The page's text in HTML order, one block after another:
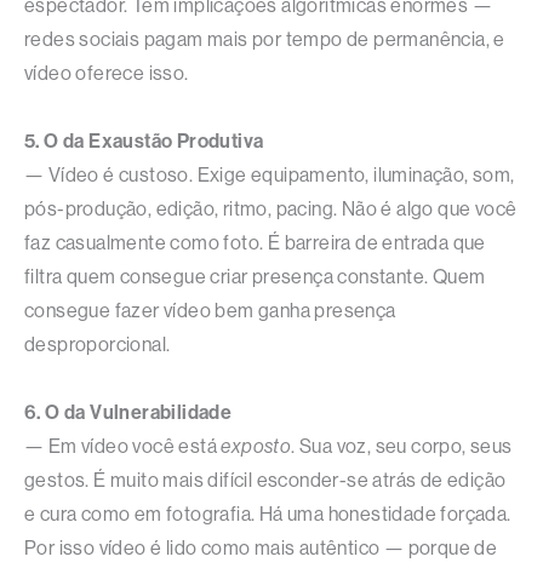
espectador. Tem implicações algorítmicas enormes —
redes sociais pagam mais por tempo de permanência, e
vídeo oferece isso.
5. O da Exaustão Produtiva
— Vídeo é custoso. Exige equipamento, iluminação, som,
pós-produção, edição, ritmo, pacing. Não é algo que você
faz casualmente como foto. É barreira de entrada que
filtra quem consegue criar presença constante. Quem
consegue fazer vídeo bem ganha presença
desproporcional.
6. O da Vulnerabilidade
— Em vídeo você estáexposto. Sua voz, seu corpo, seus
gestos. É muito mais difícil esconder-se atrás de edição
e cura como em fotografia. Há uma honestidade forçada.
Por isso vídeo é lido como mais autêntico — porque de